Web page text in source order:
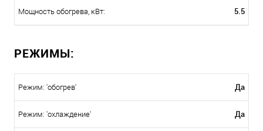
Мощность обогрева, кВт: 5.5
РЕЖИМЫ:
Режим: 'обогрев' Да
Режим: 'охлаждение' Да